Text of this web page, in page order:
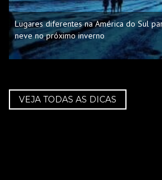
Lugares diferentes na América do Sul
neve no próximo inverno
VEJA TODAS AS DICAS